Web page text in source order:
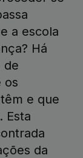
a escola
Há
de
os
e que
Esta
da